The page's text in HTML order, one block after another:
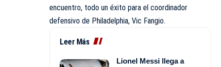
encuentro, todo un éxito para el coordinador
defensivo de Philadelphia, Vic Fangio.
Leer Más
Lionel Messi llega a